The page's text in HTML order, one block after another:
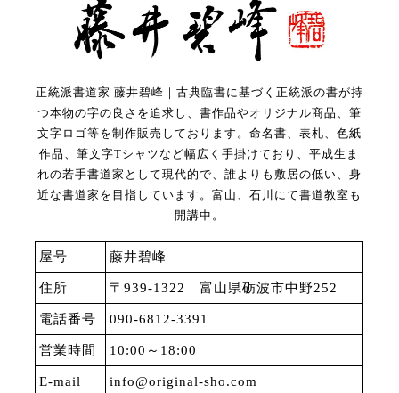
正統派書道家 藤井碧峰｜古典臨書に基づく正統派の書が持
つ本物の字の良さを追求し、書作品やオリジナル商品、筆
文字ロゴ等を制作販売しております。命名書、表札、色紙
作品、筆文字Tシャツなど幅広く手掛けており、平成生ま
れの若手書道家として現代的で、誰よりも敷居の低い、身
近な書道家を目指しています。富山、石川にて書道教室も
開講中。
屋号 藤井碧峰
住所 〒939-1322 富山県砺波市中野252
電話番号 090-6812-3391
営業時間 10:00～18:00
E-mail info@original-sho.com